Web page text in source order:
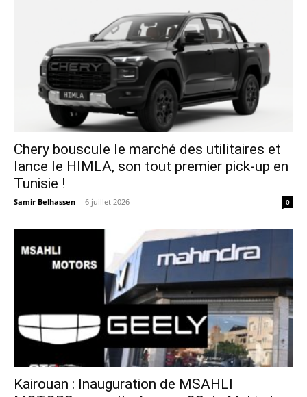
Chery bouscule le marché des utilitaires et
lance le HIMLA, son tout premier pick-up en
Tunisie !
Samir Belhassen - 6 juillet 2026 0
Kairouan : Inauguration de MSAHLI